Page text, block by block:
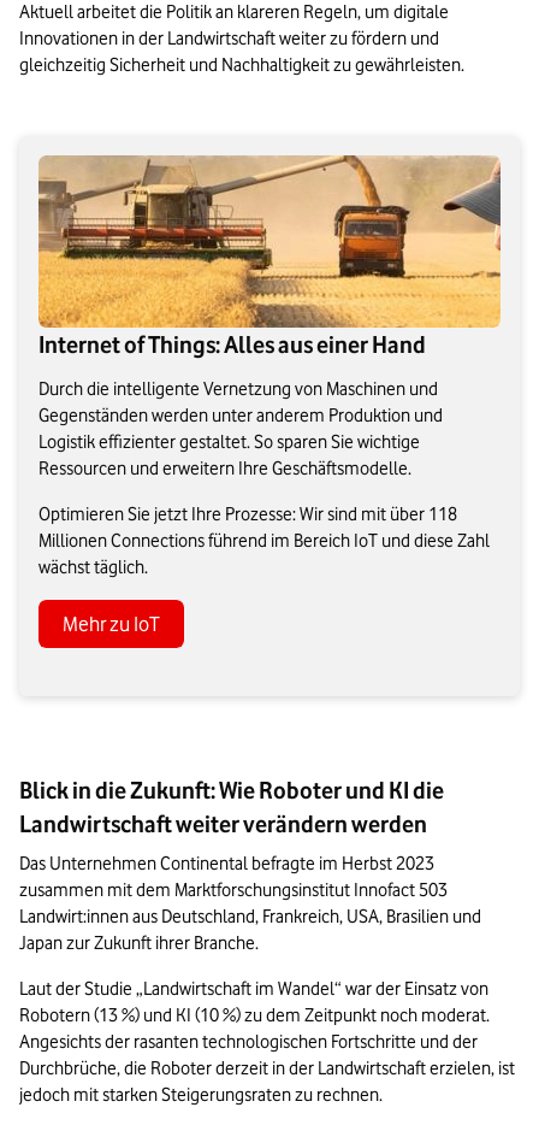
Aktuell arbeitet die Politik an klareren Regeln, um digitale
Innovationen in der Landwirtschaft weiter zu fördern und
gleichzeitig Sicherheit und Nachhaltigkeit zu gewährleisten.
Internet of Things: Alles aus einer Hand
Durch die intelligente Vernetzung von Maschinen und
Gegenständen werden unter anderem Produktion und
Logistik effizienter gestaltet. So sparen Sie wichtige
Ressourcen und erweitern Ihre Geschäftsmodelle.
Optimieren Sie jetzt Ihre Prozesse: Wir sind mit über 118
Millionen Connections führend im Bereich IoT und diese Zahl
wächst täglich.
Mehr zu IoT
Blick in die Zukunft: Wie Roboter und KI die
Landwirtschaft weiter verändern werden
Das Unternehmen Continental befragte im Herbst 2023
zusammen mit dem Marktforschungsinstitut Innofact 503
Landwirt:innen aus Deutschland, Frankreich, USA, Brasilien und
Japan zur Zukunft ihrer Branche.
Laut der Studie „Landwirtschaft im Wandel“ war der Einsatz von
Robotern (13 %) und KI (10 %) zu dem Zeitpunkt noch moderat.
Angesichts der rasanten technologischen Fortschritte und der
Durchbrüche, die Roboter derzeit in der Landwirtschaft erzielen, ist
jedoch mit starken Steigerungsraten zu rechnen.